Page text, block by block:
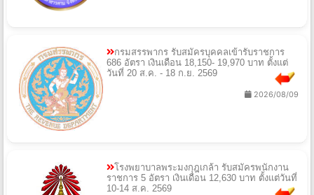
กรมสรรพากร รับสมัครบุคคลเข้ารับราชการ
686 อัตรา เงินเดือน 18,150- 19,970 บาท ตั้งแต่
วันที่ 20 ส.ค. - 18 ก.ย. 2569
2026/08/09
โรงพยาบาลพระมงกุฎเกล้า รับสมัครพนักงาน
ราชการ 5 อัตรา เงินเดือน 12,630 บาท ตั้งแต่วันที่
10-14 ส.ค. 2569